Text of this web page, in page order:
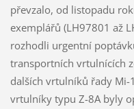
převzalo, od listopadu
exemplářů (LH97801 až
rozhodli urgentní
transportních vrtulnících
dalších vrtulníků řady Mi-
vrtulníky typu Z-8A byly